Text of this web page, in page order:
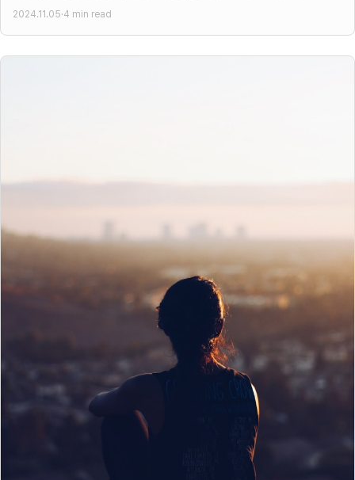
때문이다. 그렇게 시간적 여유와
2024.11.05·4 min read